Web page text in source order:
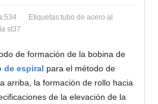
Etiquetas:tubo de acero al
st37
de formación de la bobina de
de espiral para el método de
arriba, la formación de rollo hacia
de la elevación de la